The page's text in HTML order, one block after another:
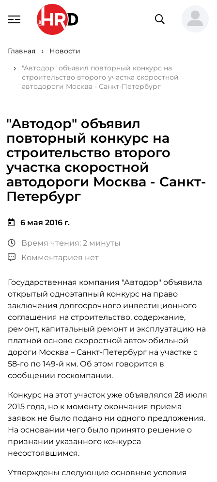
Главная
Новости
"Автодор" объявил повторный конкурс на
строительство второго участка скоростной
автодороги Москва - Санкт-Петербург
"Автодор" объявил
повторный конкурс на
строительство второго
участка скоростной
автодороги Москва - Санкт-
Петербург
6 мая 2016 г.
Время чтения: 2 минуты
Комментариев нет
Государственная компания "Автодор" объявила
открытый одноэтапный конкурс на право
заключения долгосрочного инвестиционного
соглашения на строительство, содержание,
ремонт, капитальный ремонт и эксплуатацию на
платной основе скоростной автомобильной
дороги Москва – Санкт-Петербург на участке с
58-го по 149-й км. Об этом говорится в
сообщении госкомпании.
Конкурс на этот участок уже объявлялся 28 июля
2015 года, но к моменту окончания приема
заявок не было подано ни одного предложения.
На основании чего было принято решение о
признании указанного конкурса
несостоявшимся.
Утверждены следующие основные условия